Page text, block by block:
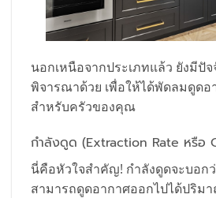
นอกเหนือจากประเภทแล้ว ยังมีปั
พิจารณาด้วย เพื่อให้ได้พัดลมดูด
สำหรับครัวของคุณ
กำลังดูด (Extraction Rate หรือ
นี่คือหัวใจสำคัญ! กำลังดูดจะบอก
สามารถดูดอากาศออกไปได้ปริม